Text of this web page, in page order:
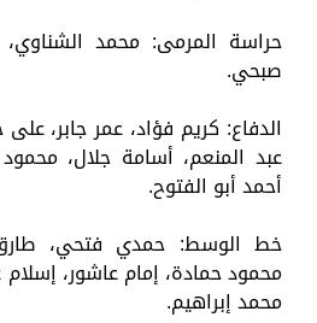
حراسة المرمى: محمد
صبحي.
الدفاع: كريم فؤاد، عمر جابر،
عبد المنعم، أسامة جلال،
أحمد أبو الفتوح.
خط الوسط: حمدي فتحي،
محمود حمادة، إمام عاشور،
محمد إبراهيم.